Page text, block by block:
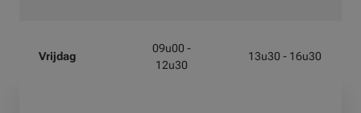
Vrijdag
09u00 -
12u30
13u30 - 16u30